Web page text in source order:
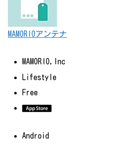
MAMORIOアンテナ
MAMORIO,Inc
Lifestyle
Free
Android